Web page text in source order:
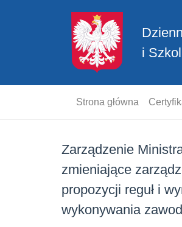
i
Strona główna
Zarządzenie
zmieniające
propozycji reguł i
wykonywania